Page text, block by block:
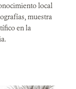
RECLAMOS
local
muestra
en la